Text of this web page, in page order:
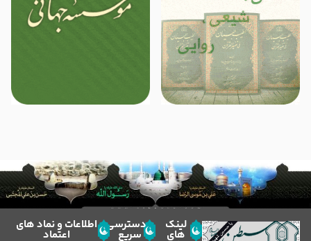
لینک
های
دسترسی
سریع
اطلاعات و نماد های
اعتماد